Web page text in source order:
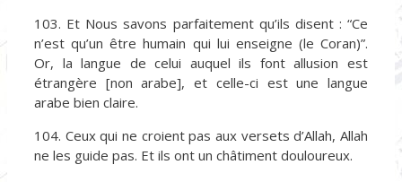
103. Et Nous savons parfaitement qu’ils disent : “Ce
n’est qu’un être humain qui lui enseigne (le Coran)”.
Or, la langue de celui auquel ils font allusion est
étrangère [non arabe], et celle-ci est une langue
arabe bien claire.
104. Ceux qui ne croient pas aux versets d’Allah, Allah
ne les guide pas. Et ils ont un châtiment douloureux.